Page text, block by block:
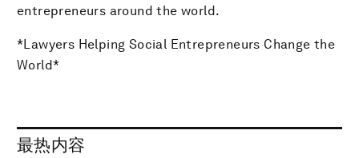
entrepreneurs around the world.
*Lawyers Helping Social Entrepreneurs Change the
World*
最热内容